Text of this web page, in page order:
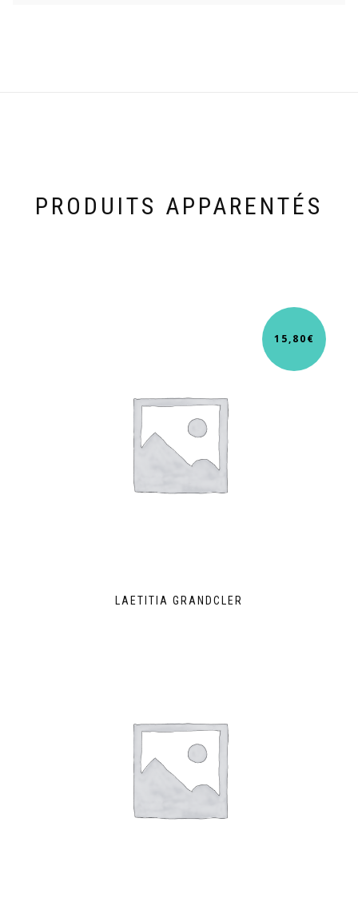
PRODUITS APPARENTÉS
LAETITIA GRANDCLER
15,80€